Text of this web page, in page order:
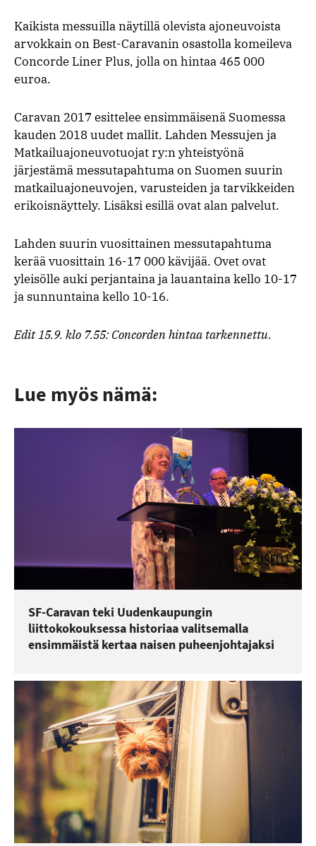
Kaikista messuilla näytillä olevista ajoneuvoista
arvokkain on Best-Caravanin osastolla komeileva
Concorde Liner Plus, jolla on hintaa 465 000
euroa.
Caravan 2017 esittelee ensimmäisenä Suomessa
kauden 2018 uudet mallit. Lahden Messujen ja
Matkailuajoneuvotuojat ry:n yhteistyönä
järjestämä messutapahtuma on Suomen suurin
matkailuajoneuvojen, varusteiden ja tarvikkeiden
erikoisnäyttely. Lisäksi esillä ovat alan palvelut.
Lahden suurin vuosittainen messutapahtuma
kerää vuosittain 16-17 000 kävijää. Ovet ovat
yleisölle auki perjantaina ja lauantaina kello 10-17
ja sunnuntaina kello 10-16.
Edit 15.9. klo 7.55: Concorden hintaa tarkennettu.
Lue myös nämä:
SF-Caravan teki Uudenkaupungin
liittokokouksessa historiaa valitsemalla
ensimmäistä kertaa naisen puheenjohtajaksi